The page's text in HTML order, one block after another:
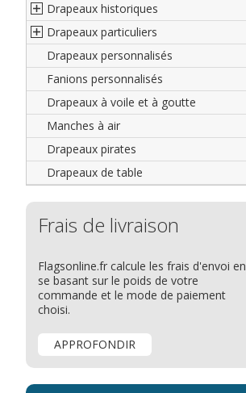
Océanie
Régions italiennes
Territoires canadiens
Etats U.S.A.
Régions reste du monde
Territoires britanniques d'outre mer
Provinces espagnoles
Provinces italiennes
Provinces néerlandaises
Cantons suisses
Provinces reste du monde
Villes espagnoles
Villes italiennes
Villes reste du monde
Code maritime international
Grand pavois
Drapeaux de plage
Drapeaux de courtoisie
Drapeaux historiques
Américains
Britanniques
Français
Italiens
Reste du monde
Drapeaux particuliers
Drapeaux diplomatiques
Drapeaux organisations
internationales
Drapeaux publicitaires
Drapeaux groupes ethniques &
nations non reconnues
Drapeaux personnalisés
Fanions personnalisés
Drapeaux à voile et à goutte
Manches à air
Drapeaux pirates
Drapeaux de table
Frais de livraison
Flagsonline.fr calcule les frais d'envoi en
se basant sur le poids de votre
commande et le mode de paiement
choisi.
APPROFONDIR